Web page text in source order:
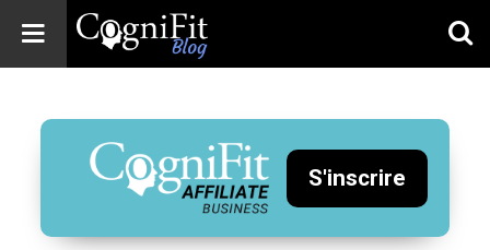
Blog: Brain
Health
News
Brain Training,
Mental Health, and
Wellness
S'inscrire